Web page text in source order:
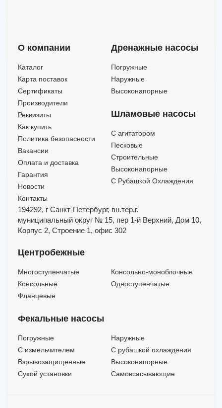
О компании
Каталог
Карта поставок
Сертификаты
Производители
Реквизиты
Как купить
Политика безопасности
Вакансии
Оплата и доставка
Гарантия
Новости
Контакты
Дренажные насосы
Погружные
Наружные
Высоконапорные
Шламовые насосы
C агитатором
Песковые
Строительные
Высоконапорные
С Рубашкой Охлаждения
194292, г Санкт-Петербург, вн.тер.г.
муниципальный округ № 15, пер 1-й Верхний, Дом 10,
Корпус 2, Строение 1, офис 302
Центробежные
Многоступенчатые
Консольно-моноблочные
Консольные
Одноступенчатые
Фланцевые
Фекальные насосы
Погружные
Наружные
C измельчителем
С рубашкой охлаждения
Взрывозащищенные
Высоконапорные
Сухой установки
Самовсасывающие